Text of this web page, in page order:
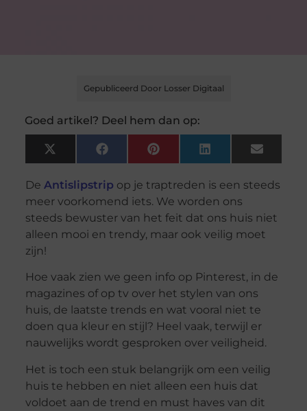
Gepubliceerd Door Losser Digitaal
Goed artikel? Deel hem dan op:
X
(Twitter)
FacebookPinterest LinkedIn Email
De Antislipstrip op je traptreden is een steeds
meer voorkomend iets. We worden ons
steeds bewuster van het feit dat ons huis niet
alleen mooi en trendy, maar ook veilig moet
zijn!
Hoe vaak zien we geen info op Pinterest, in de
magazines of op tv over het stylen van ons
huis, de laatste trends en wat vooral niet te
doen qua kleur en stijl? Heel vaak, terwijl er
nauwelijks wordt gesproken over veiligheid.
Het is toch een stuk belangrijk om een veilig
huis te hebben en niet alleen een huis dat
voldoet aan de trend en must haves van dit